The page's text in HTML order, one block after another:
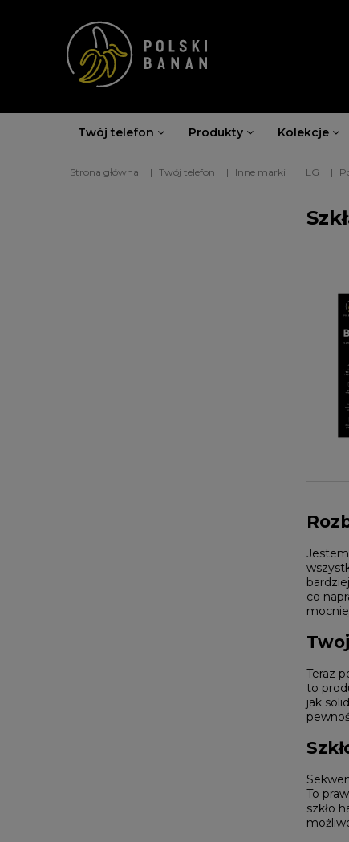
Twój telefon Produkty Kolekcje
Strona główna Twój telefon Inne marki LG
co
Teraz
to
jak
To
szkło